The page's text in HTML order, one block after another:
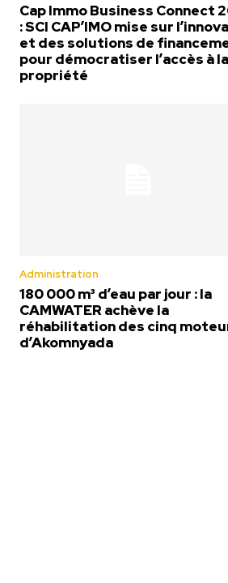
Cap Immo Business Connect
: SCI CAP’IMO mise sur
et des solutions de
pour démocratiser l’accès à la
propriété
Administration
180 000 m³ d’eau par jour : la
CAMWATER achève la
réhabilitation des cinq
d’Akomnyada